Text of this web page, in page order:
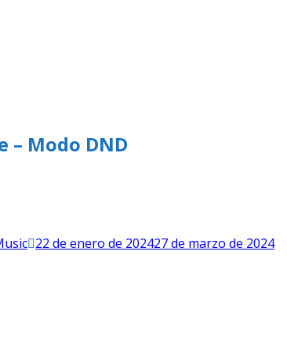
– Modo DND
22 de enero de 202427 de marzo de 2024